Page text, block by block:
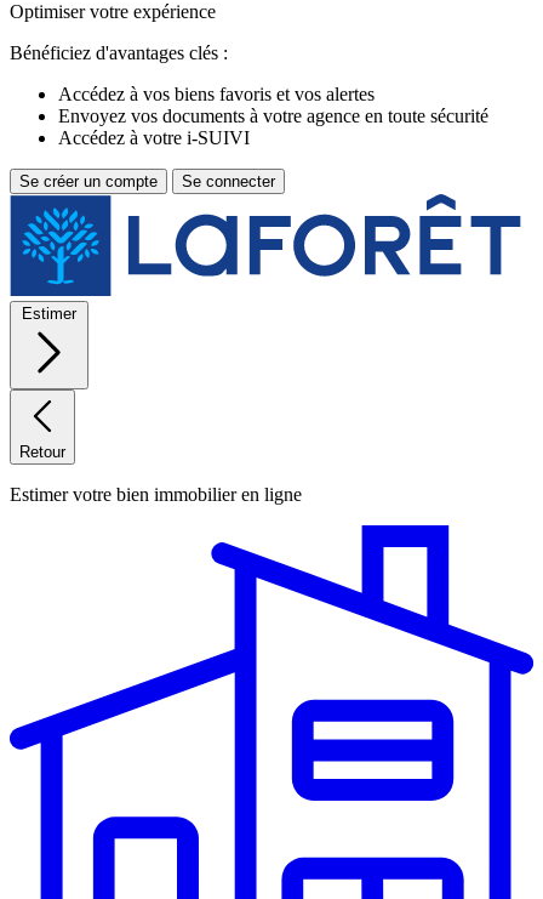
Optimiser votre expérience
Bénéficiez d'avantages clés :
Accédez à vos biens favoris et vos alertes
Envoyez vos documents à votre agence en toute sécurité
Accédez à votre i-SUIVI
Se créer un compte Se connecter
Estimer
Retour
Estimer votre bien immobilier en ligne